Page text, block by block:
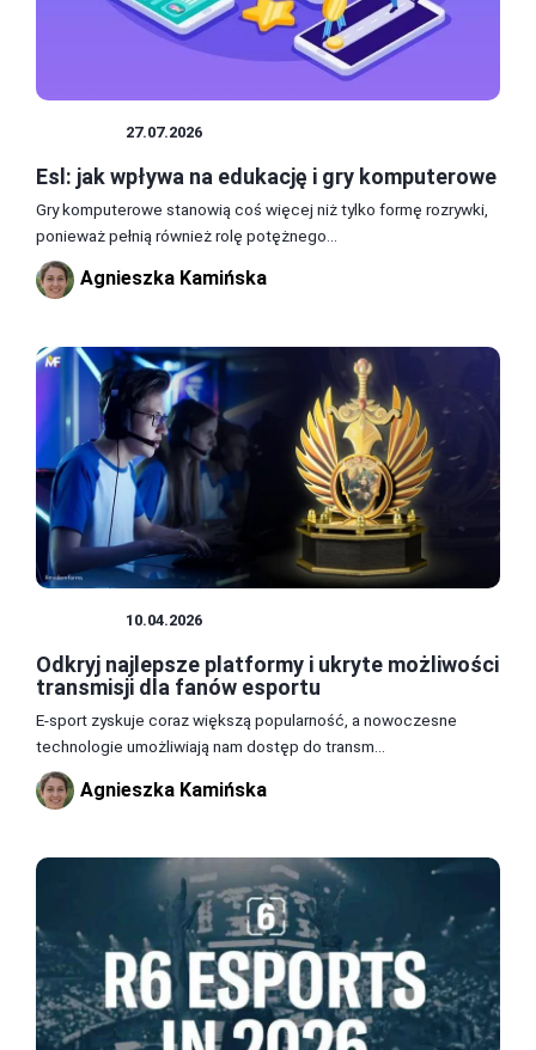
27.07.2026
Esl: jak wpływa na edukację i gry komputerowe
Gry komputerowe stanowią coś więcej niż tylko formę rozrywki,
ponieważ pełnią również rolę potężnego...
Agnieszka Kamińska
10.04.2026
Odkryj najlepsze platformy i ukryte możliwości
transmisji dla fanów esportu
E-sport zyskuje coraz większą popularność, a nowoczesne
technologie umożliwiają nam dostęp do transm...
Agnieszka Kamińska